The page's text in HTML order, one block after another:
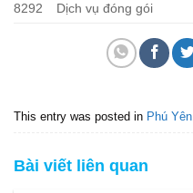
8292 Dịch vụ đóng gói
This entry was posted in Phú Yên
Bài viết liên quan